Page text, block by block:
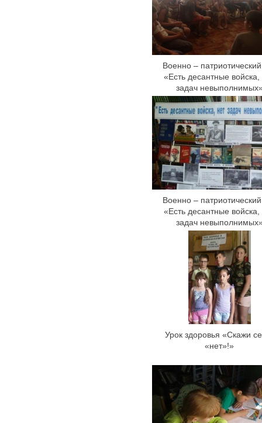
Военно –
«Есть десантные войска,
задач
Военно –
«Есть десантные войска,
задач
Урок здоровья «Скажи
«нет»!»